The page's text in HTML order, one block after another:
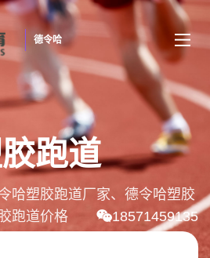
德令哈
跑道
哈塑胶跑道厂家、德令哈塑胶
跑道价格
18571459135